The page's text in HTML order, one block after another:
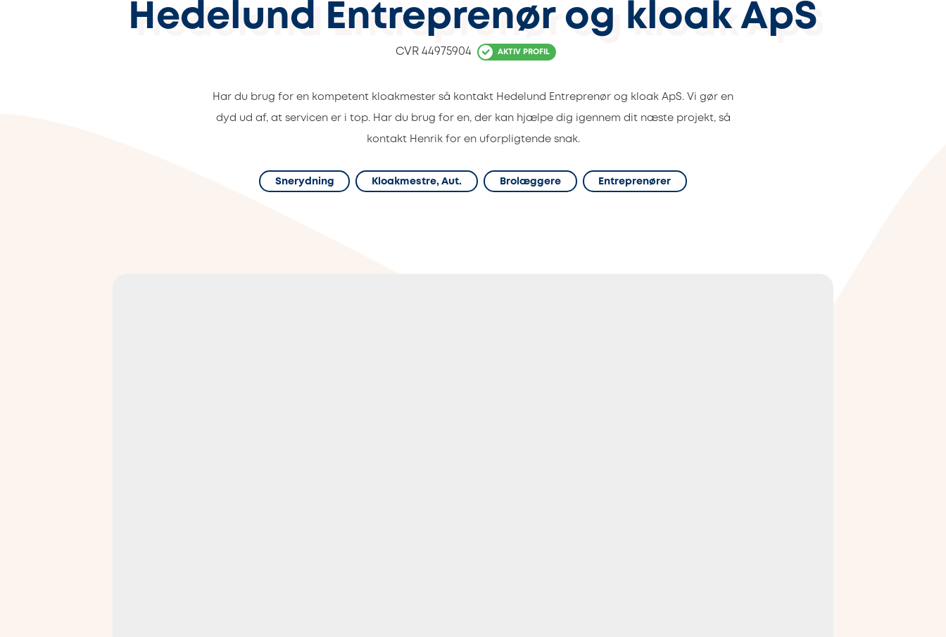
Hedelund Entreprenør og kloak ApS
CVR 44975904 AKTIV PROFIL
Har du brug for en kompetent kloakmester så kontakt Hedelund Entreprenør og kloak ApS. Vi gør en
dyd ud af, at servicen er i top. Har du brug for en, der kan hjælpe dig igennem dit næste projekt, så
kontakt Henrik for en uforpligtende snak.
Snerydning Kloakmestre, Aut. Brolæggere Entreprenører